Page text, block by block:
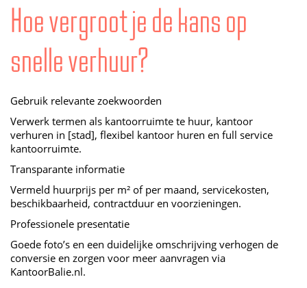
Hoe vergroot je de kans op
snelle verhuur?
Gebruik relevante zoekwoorden
Verwerk termen als kantoorruimte te huur, kantoor
verhuren in [stad], flexibel kantoor huren en full service
kantoorruimte.
Transparante informatie
Vermeld huurprijs per m² of per maand, servicekosten,
beschikbaarheid, contractduur en voorzieningen.
Professionele presentatie
Goede foto’s en een duidelijke omschrijving verhogen de
conversie en zorgen voor meer aanvragen via
KantoorBalie.nl.